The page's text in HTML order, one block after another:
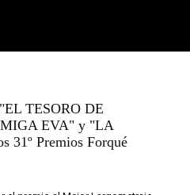
TESORO DE
EVA" y "LA
31º Premios Forqué